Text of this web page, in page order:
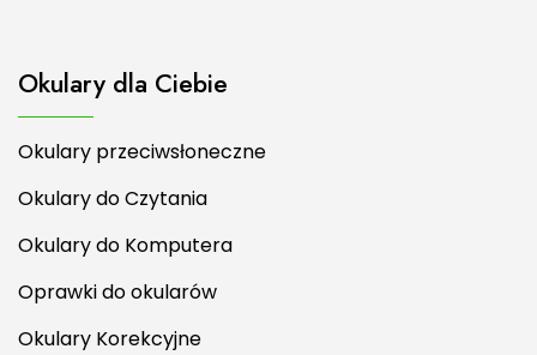
Okulary dla Ciebie
Okulary przeciwsłoneczne
Okulary do Czytania
Okulary do Komputera
Oprawki do okularów
Okulary Korekcyjne